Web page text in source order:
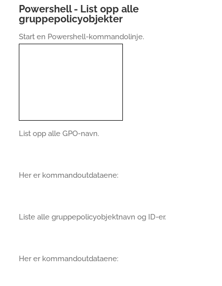
Powershell - List opp alle
gruppepolicyobjekter
Start en Powershell-kommandolinje.
List opp alle GPO-navn.
Her er kommandoutdataene:
Liste alle gruppepolicyobjektnavn og ID-er.
Her er kommandoutdataene: